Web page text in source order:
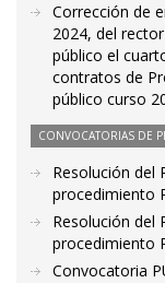
Corrección de
2024, del
público el
contratos de
público curso
CONVOCATORIAS DE
Resolución del
procedimiento
Resolución del
procedimiento
Convocatoria